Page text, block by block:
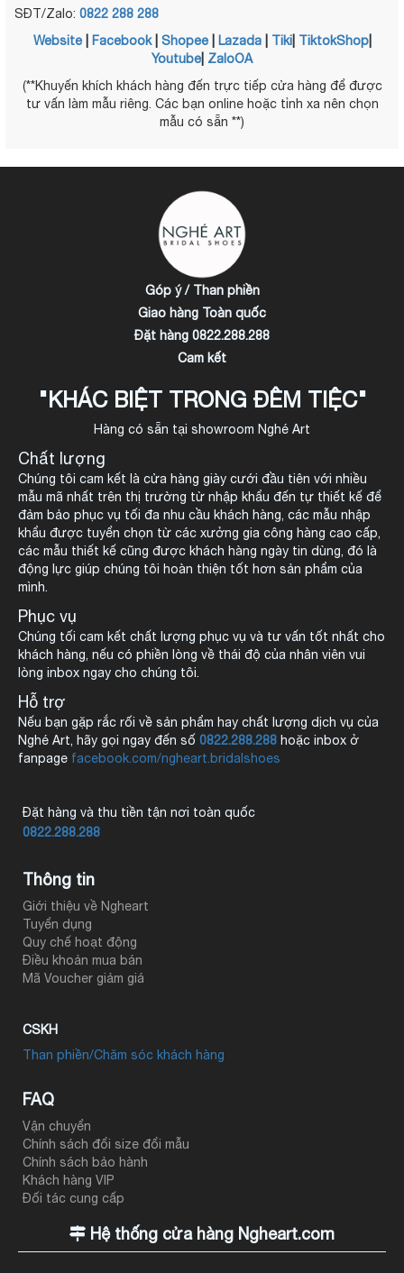
SĐT/Zalo: 0822 288 288
Website| Facebook Shopee Lazada Tiki| TiktokShop|
Youtube ZaloOA
(**Khuyến khích khách hàng đến trực tiếp cửa hàng để được
tư vấn làm mẫu riêng. Các bạn online hoặc tỉnh xa nên chọn
mẫu có sẵn **)
Góp ý / Than phiền
Giao hàng Toàn quốc
Đặt hàng 0822.288.288
Cam kết
"KHÁC BIỆT TRONG ĐÊM TIỆC"
Hàng có sẵn tại showroom Nghé Art
Chất lượng
Chúng tôi cam kết là cửa hàng giày cưới đầu tiên với nhiều
mẫu mã nhất trên thị trường từ nhập khẩu đến tự thiết kế để
đảm bảo phục vụ tối đa nhu cầu khách hàng, các mẫu nhập
khẩu được tuyển chọn từ các xưởng gia công hàng cao cấp,
các mẫu thiết kế cũng được khách hàng ngày tin dùng, đó là
động lực giúp chúng tôi hoàn thiện tốt hơn sản phẩm của
mình.
Phục vụ
Chúng tối cam kết chất lượng phục vụ và tư vấn tốt nhất cho
khách hàng, nếu có phiền lòng về thái độ của nhân viên vui
lòng inbox ngay cho chúng tôi.
Hỗ trợ
Nếu bạn gặp rắc rối về sản phẩm hay chất lượng dịch vụ của
Nghé Art, hãy gọi ngay đến số 0822.288.288 hoặc inbox ở
fanpage facebook.com/ngheart.bridalshoes
Đặt hàng và thu tiền tận nơi toàn quốc
0822.288.288
Thông tin
Giới thiệu về Ngheart
Tuyển dụng
Quy chế hoạt động
Điều khoản mua bán
Mã Voucher giảm giá
CSKH
Than phiền/Chăm sóc khách hàng
FAQ
Vận chuyển
Chính sách đổi size đổi mẫu
Chính sách bảo hành
Khách hàng VIP
Đối tác cung cấp
Hệ thống cửa hàng Ngheart.com